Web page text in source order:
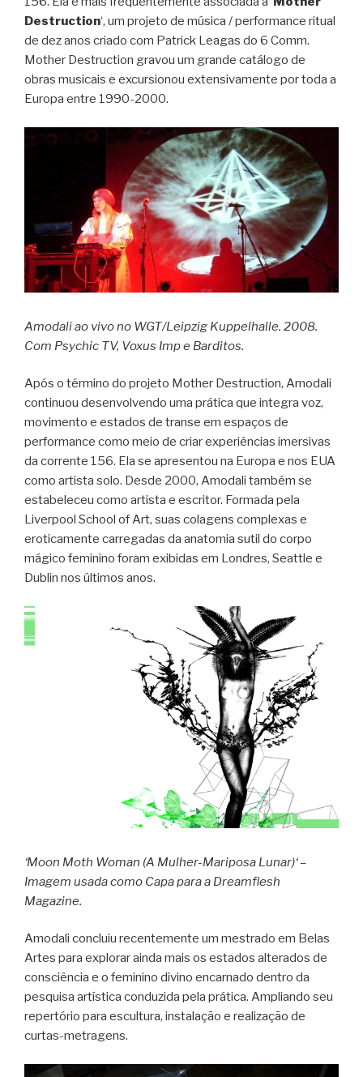
Destruction‘, um projeto de música / performance ritual
de dez anos criado com Patrick Leagas do 6 Comm.
Mother Destruction gravou um grande catálogo de
obras musicais e excursionou extensivamente por toda a
Europa entre 1990-2000.
Amodali ao vivo no WGT/Leipzig Kuppelhalle. 2008.
Com Psychic TV, Voxus Imp e Barditos.
Após o término do projeto Mother Destruction, Amodali
continuou desenvolvendo uma prática que integra voz,
movimento e estados de transe em espaços de
performance como meio de criar experiências imersivas
da corrente 156. Ela se apresentou na Europa e nos EUA
como artista solo. Desde 2000, Amodali também se
estabeleceu como artista e escritor. Formada pela
Liverpool School of Art, suas colagens complexas e
eroticamente carregadas da anatomia sutil do corpo
mágico feminino foram exibidas em Londres, Seattle e
Dublin nos últimos anos.
‘Moon Moth Woman (A Mulher-Mariposa Lunar)‘ –
Imagem usada como Capa para a Dreamflesh
Magazine.
Amodali concluiu recentemente um mestrado em Belas
Artes para explorar ainda mais os estados alterados de
consciência e o feminino divino encarnado dentro da
pesquisa artística conduzida pela prática. Ampliando seu
repertório para escultura, instalação e realização de
curtas-metragens.